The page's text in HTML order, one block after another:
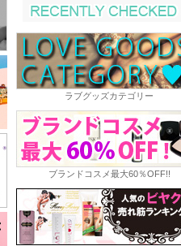
ラブグッズカテゴリー
ブランドコスメ最大60％OFF!!